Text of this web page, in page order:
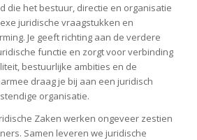
die het bestuur, directie en organisatie
juridische vraagstukken en
Je geeft richting aan de verdere
functie en zorgt voor verbinding
bestuurlijke ambities en de
draag je bij aan een juridisch
organisatie.
Zaken werken ongeveer zestien
Samen leveren we juridische